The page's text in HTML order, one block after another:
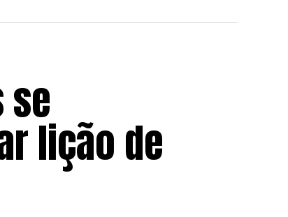
se
lição de